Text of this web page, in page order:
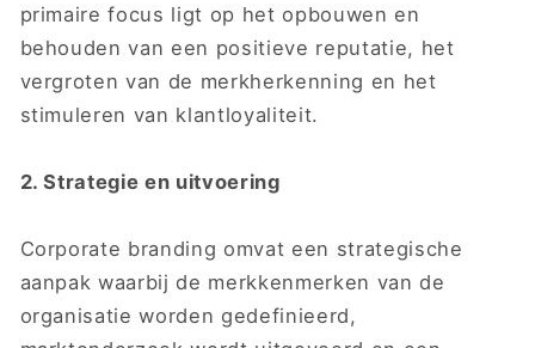
primaire focus ligt op het opbouwen en
behouden van een positieve reputatie, het
vergroten van de merkherkenning en het
stimuleren van klantloyaliteit.
2. Strategie en uitvoering
Corporate branding omvat een strategische
aanpak waarbij de merkkenmerken van de
organisatie worden gedefinieerd,